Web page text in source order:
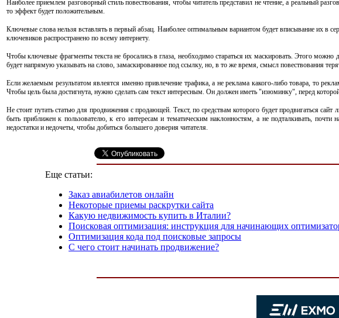
Наиболее приемлем разговорный стиль повествования, чтобы читатель представил не чтение, а реальный
то эффект будет положительным.
Ключевые слова нельзя вставлять в первый абзац. Наиболее оптимальным вариантом будет вписывание их в
ключевиков распространено по всему интернету.
Чтобы ключевые фрагменты текста не бросались в глаза, необходимо стараться их маскировать. Этого
будет напрямую указывать на слово, замаскированное под ссылку, но, в то же время, смысл повествования
Если желаемым результатом явлеятся именно привлечение трафика, а не реклама какого-либо товара, то
Чтобы цель была достигнута, нужно сделать сам текст интересным. Он должен иметь "изюминку", перед
Не стоит путать статью для продвижения с продающей. Текст, по средствам которого будет продвигаться
быть приближен к пользователю, к его интересам и тематическим наклонностям, а не подталкивать,
недостатки и недочеты, чтобы добиться большего доверия читателя.
Еще статьи:
Заказ авиабилетов онлайн
Некоторые приемы раскрутки сайта
Какую недвижимость купить в Италии?
Поисковая оптимизация: инструкция для начинающих
Оптимизация кода под поисковые запросы
С чего стоит начинать продвижение?